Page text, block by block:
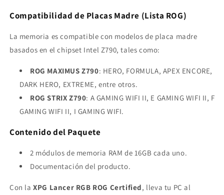
Compatibilidad de Placas Madre (Lista ROG)
La memoria es compatible con modelos de placa madre
basados en el chipset Intel Z790, tales como:
ROG MAXIMUS Z790: HERO, FORMULA, APEX ENCORE,
DARK HERO, EXTREME, entre otros.
ROG STRIX Z790: A GAMING WIFI II, E GAMING WIFI II, F
GAMING WIFI II, I GAMING WIFI.
Contenido del Paquete
2 módulos de memoria RAM de 16GB cada uno.
Documentación del producto.
Con laXPG Lancer RGB ROG Certified, lleva tu PC al